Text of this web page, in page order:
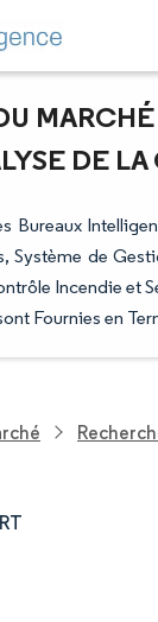
DE
Bureaux
Système de
Incendie et
Fournies en